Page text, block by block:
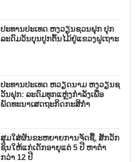
ປະທານປະເທດ ຫງວຽນຊວນຟຸກ ປຸກ
ລະດົມວັນບຸນປູກຕົ້ນໄມ້ຢູ່ແຂວງຝູເຖາະ
ປະທານປະເທດ ຫວຽດນາມ ຫງວຽນຊ
ວັນຟຸກ: ລະດົມທຸກແຫຼ່ງກຳລັງເພື່ອ
ພັດທະນາເສດຖະກິດກະສິກຳ
ສຸມໃສ່ຜັນຂະຫຍາຍການຈັດຊື້, ສັກວັກ
ຊິນໃຫ້ແກ່ເດັກອາຍຸແຕ່ 5 ປີ ຫາຕ່ຳ
ກວ່າ 12 ປີ